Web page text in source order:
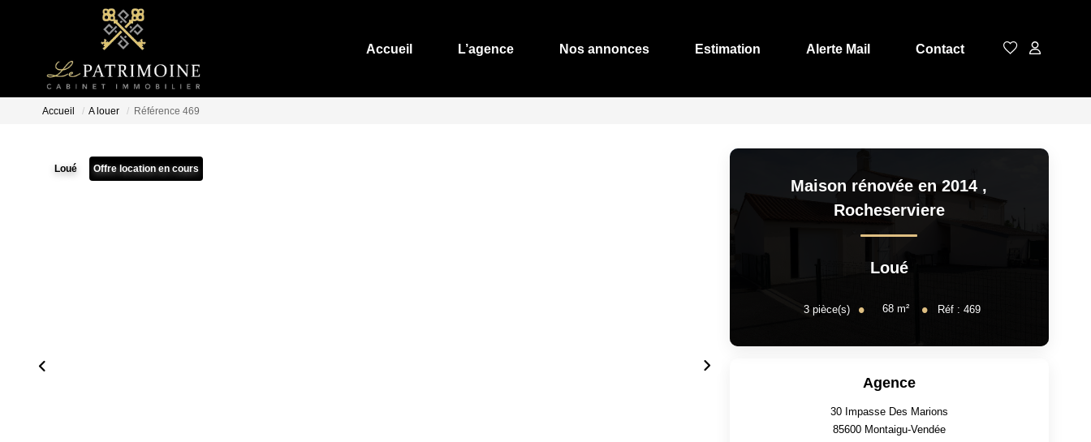
Accueil L’agence Nos annonces Estimation Alerte Mail Contact
Accueil A louer Référence 469
Loué Offre location en cours
Maison rénovée en 2014 ,
Rocheserviere
Loué
3pièce(s) 68m² Réf :469
Agence
30 Impasse Des Marions
85600 Montaigu-Vendée